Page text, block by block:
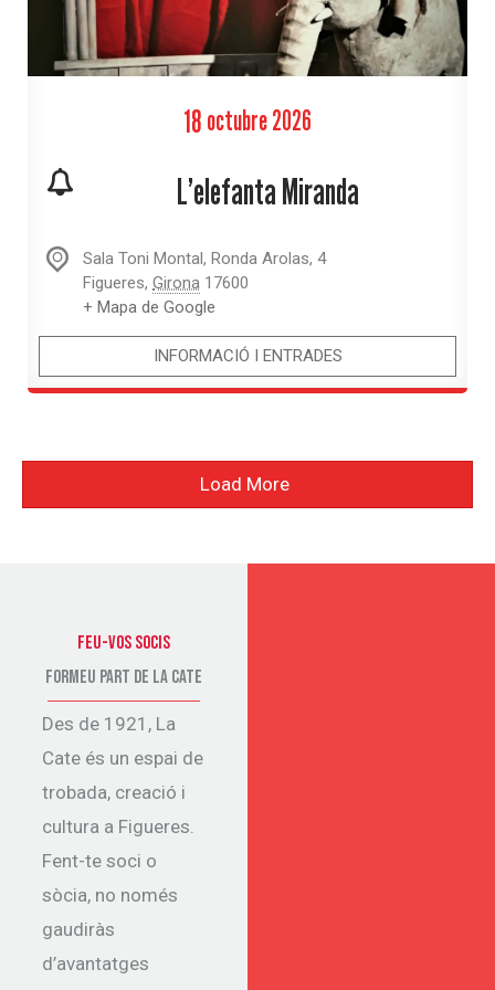
18 octubre2026
L’elefanta Miranda
Sala Toni Montal, Ronda Arolas, 4
Figueres, Girona 17600
+ Mapa de Google
INFORMACIÓ I ENTRADES
Load More
FEU-VOS SOCIS
FORMeu PART DE LA CATE
Des de 1921, La
Cate és un espai de
trobada, creació i
cultura a Figueres.
Fent-te soci o
sòcia, no només
gaudiràs
d’avantatges